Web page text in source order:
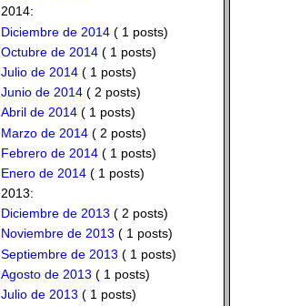
2014:
Diciembre de 2014( 1 posts)
Octubre de 2014( 1 posts)
Julio de 2014( 1 posts)
Junio de 2014( 2 posts)
Abril de 2014( 1 posts)
Marzo de 2014( 2 posts)
Febrero de 2014( 1 posts)
Enero de 2014( 1 posts)
2013:
Diciembre de 2013 ( 2 posts)
Noviembre de 2013 ( 1 posts)
Septiembre de 2013 ( 1 posts)
Agosto de 2013 ( 1 posts)
Julio de 2013 ( 1 posts)